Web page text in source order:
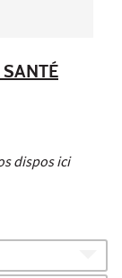
dispos ici